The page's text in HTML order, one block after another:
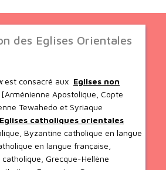
des Eglises Orientales
est consacré aux Eglises non
[Arménienne Apostolique, Copte
Tewahedo et Syriaque
Eglises catholiques orientales
Byzantine catholique en langue
en langue française,
Grecque-Hellène